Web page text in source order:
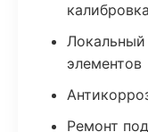
элементов
Ремонт